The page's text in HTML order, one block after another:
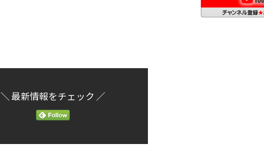
＼ 最新情報をチェック ／